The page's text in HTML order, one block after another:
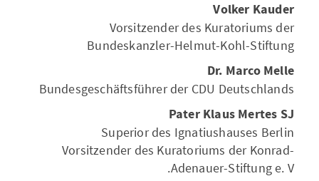
Volker Kauder
Vorsitzender des Kuratoriums der
Bundeskanzler-Helmut-Kohl-Stiftung
Dr. Marco Melle
Bundesgeschäftsführer der CDU Deutschlands
Pater Klaus Mertes SJ
Superior des Ignatiushauses Berlin
Vorsitzender des Kuratoriums der Konrad-
Adenauer-Stiftung e. V.